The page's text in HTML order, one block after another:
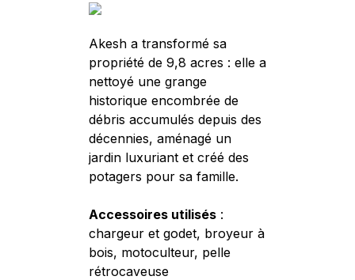
Akesh a transformé sa
propriété de 9,8 acres : elle a
nettoyé une grange
historique encombrée de
débris accumulés depuis des
décennies, aménagé un
jardin luxuriant et créé des
potagers pour sa famille.
Accessoires utilisés :
chargeur et godet, broyeur à
bois, motoculteur, pelle
rétrocaveuse